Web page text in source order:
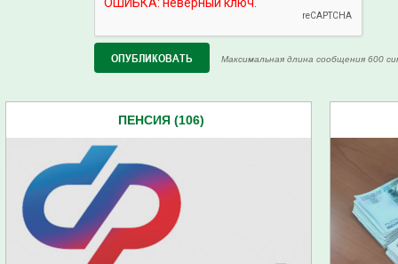
Максимальная длина сообщения 600
ПЕНСИЯ (106)